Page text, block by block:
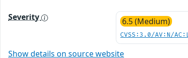
Severity 6.5 (Medium)
CVSS:3.0/AV:N/
Show details on source website